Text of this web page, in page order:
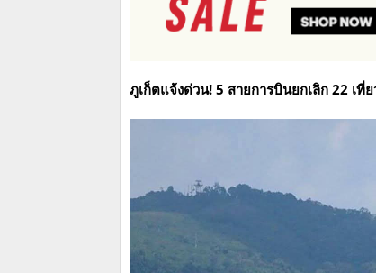
ภูเก็ตแจ้งด่วน! 5 สายการบินยกเลิก 22 เที่